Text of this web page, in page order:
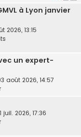
à Lyon janvier
2026, 13:15
un expert-
août 2026, 14:57
juil. 2026, 17:36